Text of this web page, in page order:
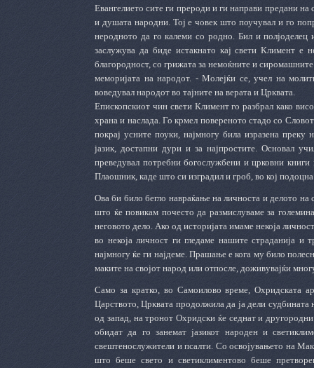
Евангелието сите ги прероди и ги направи предани на
и душата народни. Тој е човек што поучувал и го
неродното да го калеми со родно. Бил и полјоделец
заслужува да биде истакнато кај свети Климент е
благородност, со грижата за немоќните и
меморијата на народот. - Молејќи се, учел на
воведувал народот во тајните на верата и Црквата.
Епископскиот чин свети Климент го разбрал како
храна и наслада. Го крмел повереното стадо со
покрај усните поуки, најмногу била изразена
јазик, достапни дури и за најпростите. Основал
преведувал потребни богослужбени и црковни
Плаошник, каде што си изградил и гроб, во кој
Ова би било бегло навраќање на личноста и делото
што ќе повикам почесто да размислуваме за
неговото дело. Ако од историјата имаме некоја
во некоја личност ги гледаме нашите страданија и
најмногу ќе ги најдеме. Прашање е кога му било
маките на својот народ или отпосле, доживувајќи
Само за кратко, во Самоилово време, Охридската
Царството, Црквата продолжила да ја дели судбината
од запад, на тронот Охридски ќе седнат и
обидат да го занемат јазикот народен и
свештенослужители и псалти. Со освојувањето на
што беше свето и светиклиментово беше